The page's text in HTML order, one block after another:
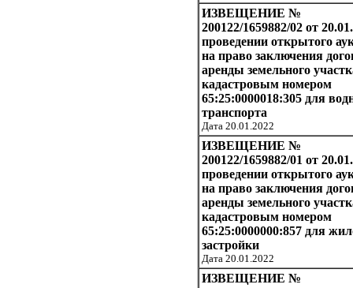
ИЗВЕЩЕНИЕ №
200122/1659882/02 от
проведении открытого
на право заключения
аренды земельного
кадастровым номером
65:25:0000018:305 для
транспорта
Дата 20.01.2022
ИЗВЕЩЕНИЕ №
200122/1659882/01 от
проведении открытого
на право заключения
аренды земельного
кадастровым номером
65:25:0000000:857 для
застройки
Дата 20.01.2022
ИЗВЕЩЕНИЕ №